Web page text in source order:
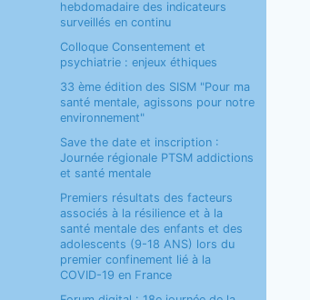
hebdomadaire des indicateurs
surveillés en continu
Colloque Consentement et
psychiatrie : enjeux éthiques
33 ème édition des SISM "Pour ma
santé mentale, agissons pour notre
environnement"
Save the date et inscription :
Journée régionale PTSM addictions
et santé mentale
Premiers résultats des facteurs
associés à la résilience et à la
santé mentale des enfants et des
adolescents (9-18 ANS) lors du
premier confinement lié à la
COVID-19 en France